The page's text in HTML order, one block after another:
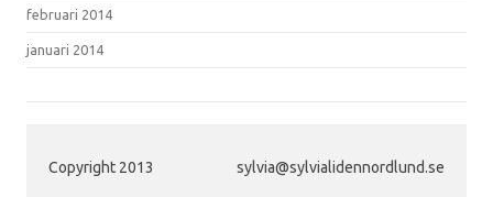
februari 2014
januari 2014
Copyright 2013 sylvia@sylvialidennordlund.se